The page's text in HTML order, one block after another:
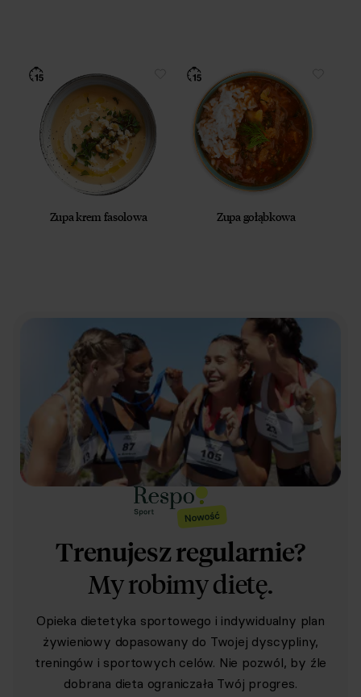
Zupa krem fasolowa Zupa gołąbkowa
Trenujesz regularnie?
My robimy dietę.
Opieka dietetyka sportowego i indywidualny plan
żywieniowy dopasowany do Twojej dyscypliny,
treningów i sportowych celów. Nie pozwól, by źle
dobrana dieta ograniczała Twój progres.